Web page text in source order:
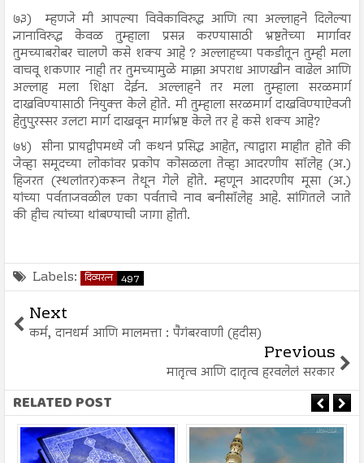
७३)
म्हणजे मी आपल्या विवेकाविरुद्ध आणि त्या अल्लाहने दिलेल्या
ज्ञानाविरुद्ध केवळ तुम्हाला प्रसन्न करण्यासाठी भ्रष्टतेच्या मार्गावर
तुमच्याबरोबर चालणे कसे शक्य आहे ? अल्लाहच्या पकडीतून तुम्ही मला
वाचवू शकणार नाही तर तुमच्यामुळे माझा अपराध आणखीन वाढेल आणि
अल्लाह मला शिक्षा देईन. अल्लाहने तर मला तुम्हाला सरळमार्ग
दाखविण्यासाठी नियुक्त केले होते. मी तुम्हाला सरळमार्ग दाखविण्याऐवजी
हेतुपुरस्सर उलटा मार्ग दाखवून मार्गभ्रष्ट केले तर हे कसे शक्य आहे?
७४) सीना प्रायद्वीपमध्ये जी कथनं प्रसिद्ध आहेत, त्याद्वारा माहीत होते की
जेव्हा समूदच्या लोकांवर प्रकोप कोसळला तेव्हा आदरणीय सॉलेह (अ.)
हिजरत (स्थलांतर)करून तेथून गेले होते. म्हणून आदरणीय मूसा (अ.)
यांच्या पर्वताजवळील एका पर्वताचे नाव बनीसॉलेह आहे. सांगितले जाते
की हीच त्यांच्या थांबण्याची जागा होती.
Labels: दिव्यरत्न 497
Next
कर्म, दानधर्म आणि मालमत्ता : पैगंबरवाणी (हदीस)
Previous
मातृत्व आणि दातृत्व हरवलेलं सरकार
RELATED POST